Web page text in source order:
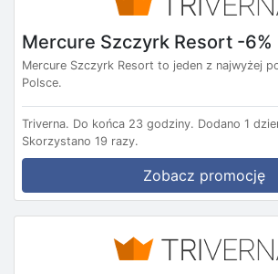
Mercure Szczyrk Resort -6%
Mercure Szczyrk Resort to jeden z najwyżej
Polsce.
Triverna. Do końca 23 godziny. Dodano 1
Skorzystano 19 razy.
Zobacz promocję